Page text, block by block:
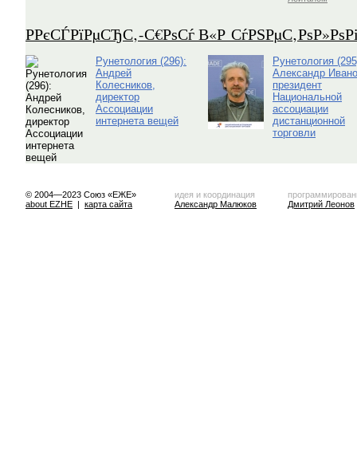
Р­РєСЃРїРµСЂС‚-С€РѕСѓ В«Р
Рунетология (296):
Андрей
Колесников,
директор
Ассоциации
интернета вещей
Рунетология
Александр
президент
Национальной
ассоциации
дистанционной
торговли
© 2004—2023 Союз «ЕЖЕ»
about EZHE | карта сайта
идея и координация
Александр Малюков
Дмитрий Леонов